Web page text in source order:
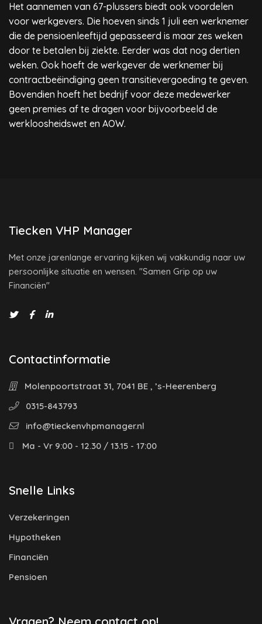
Het aannemen van 67-plussers biedt ook voordelen
voor werkgevers. Die hoeven sinds 1 juli een werknemer
die de pensioenleeftijd gepasseerd is maar zes weken
door te betalen bij ziekte. Eerder was dat nog dertien
weken. Ook hoeft de werkgever de werknemer bij
contractbeëindiging geen transitievergoeding te geven.
Bovendien hoeft het bedrijf voor deze medewerker
geen premies af te dragen voor bijvoorbeeld de
werkloosheidswet en AOW.
Tiecken VHP Manager
Met onze jarenlange ervaring kijken wij vakkundig naar uw
persoonlijke situatie en wensen. "Samen Grip op uw
Financiën"
Contactinformatie
Molenpoortstraat 31, 7041 BE , ’s-Heerenberg
0315-843793
info@tieckenvhpmanager.nl
Ma - Vr 9:00 - 12.30 / 13.15 - 17:00
Snelle Links
Verzekeringen
Hypotheken
Financiën
Pensioen